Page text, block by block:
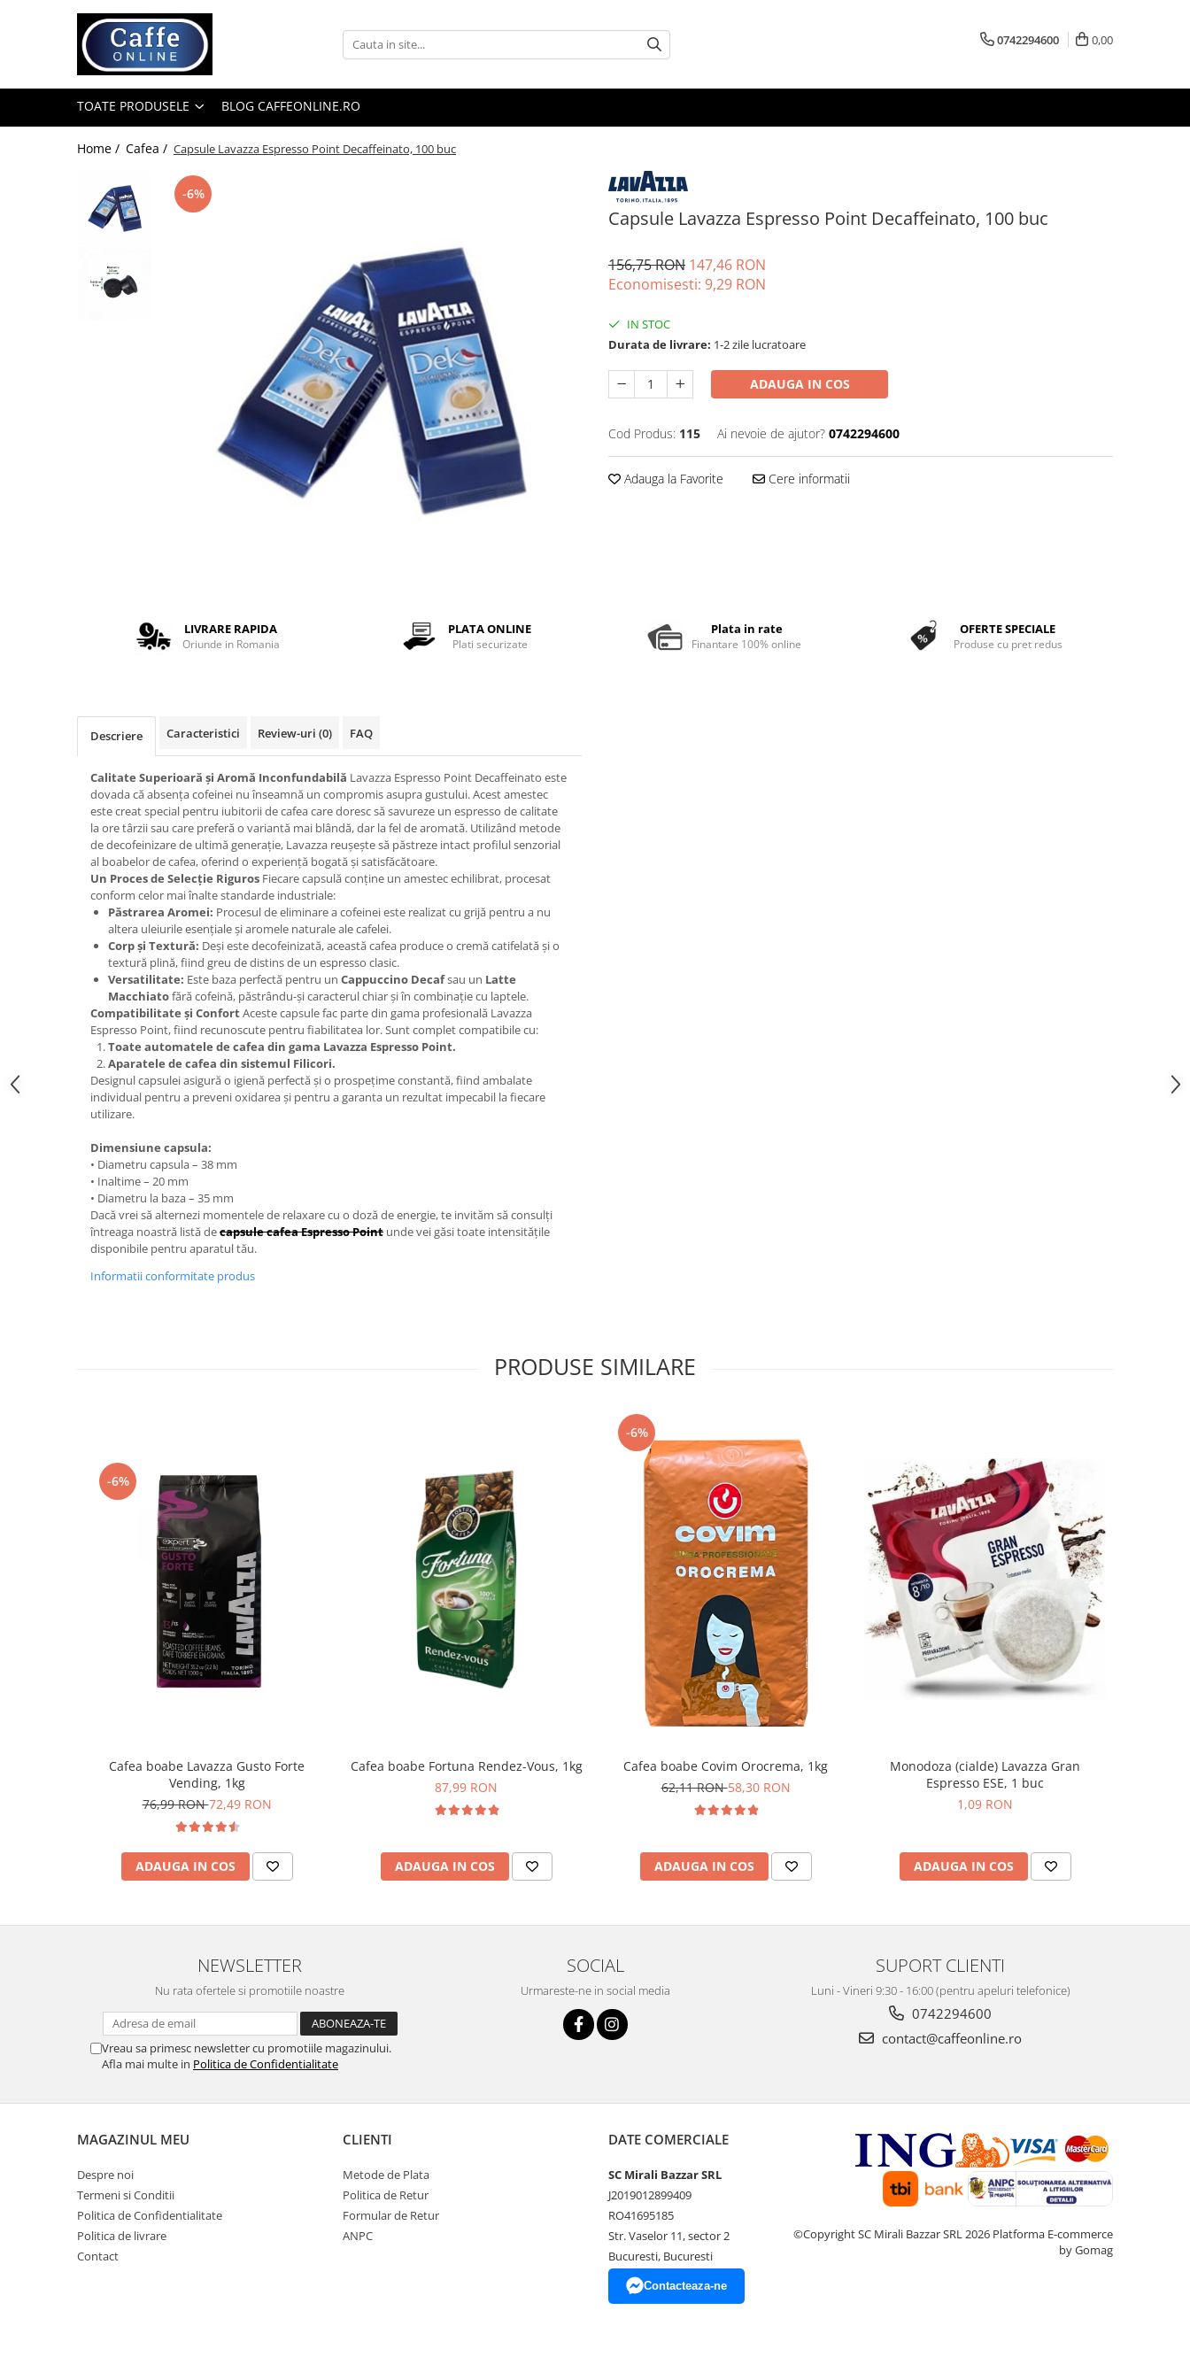
Toate Produsele
Capsule Cafea
Aparate Automate
Aparate capsule
Stabilizatoare tensiune
Piese schimb espressoare
Accesorii si intretinere
0742294600 0,00
TOATE PRODUSELE BLOG CAFFEONLINE.RO
Home / Cafea / Capsule Lavazza Espresso Point Decaffeinato, 100 buc
Capsule Lavazza Espresso Point Decaffeinato, 100 buc
-6%
156,75 RON 147,46 RON
Economisesti: 9,29 RON
IN STOC
Durata de livrare: 1-2 zile lucratoare
ADAUGA IN COS
Cod Produs: 115 Ai nevoie de ajutor? 0742294600
Adauga la Favorite Cere informatii
LIVRARE RAPIDA
Oriunde in Romania
PLATA ONLINE
Plati securizate
Plata in rate
Finantare 100% online
OFERTE SPECIALE
Produse cu pret redus
Descriere Caracteristici Review-uri (0) FAQ
Calitate Superioară și Aromă Inconfundabilă Lavazza Espresso Point Decaffeinato este
dovada că absența cofeinei nu înseamnă un compromis asupra gustului. Acest amestec
este creat special pentru iubitorii de cafea care doresc să savureze un espresso de calitate
la ore târzii sau care preferă o variantă mai blândă, dar la fel de aromată. Utilizând metode
de decofeinizare de ultimă generație, Lavazza reușește să păstreze intact profilul senzorial
al boabelor de cafea, oferind o experiență bogată și satisfăcătoare.
Un Proces de Selecție Riguros Fiecare capsulă conține un amestec echilibrat, procesat
conform celor mai înalte standarde industriale:
Păstrarea Aromei: Procesul de eliminare a cofeinei este realizat cu grijă pentru a nu
altera uleiurile esențiale și aromele naturale ale cafelei.
Corp și Textură: Deși este decofeinizată, această cafea produce o cremă catifelată și o
textură plină, fiind greu de distins de un espresso clasic.
Versatilitate: Este baza perfectă pentru un Cappuccino Decafsau un Latte
Macchiatofără cofeină, păstrându-și caracterul chiar și în combinație cu laptele.
Compatibilitate și ConfortAceste capsule fac parte din gama profesională Lavazza
Espresso Point, fiind recunoscute pentru fiabilitatea lor. Sunt complet compatibile cu:
Toate automatele de cafea din gama Lavazza Espresso Point.
Aparatele de cafea din sistemul Filicori.
Designul capsulei asigură o igienă perfectă și o prospețime constantă, fiind ambalate
individual pentru a preveni oxidarea și pentru a garanta un rezultat impecabil la fiecare
utilizare.
Dimensiune capsula:
• Diametru capsula – 38 mm
• Inaltime – 20 mm
• Diametru la baza – 35 mm
Dacă vrei să alternezi momentele de relaxare cu o doză de energie, te invităm să consulți
întreaga noastră listă decapsule cafea Espresso Point unde vei găsi toate intensitățile
disponibile pentru aparatul tău.
Informatii conformitate produs
PRODUSE SIMILARE
-6%
Cafea boabe Lavazza Gusto Forte
Vending, 1kg
76,99 RON72,49 RON
ADAUGA IN COS
Cafea boabe Fortuna Rendez-Vous, 1kg
87,99 RON
ADAUGA IN COS
-6%
Cafea boabe Covim Orocrema, 1kg
62,11 RON58,30 RON
ADAUGA IN COS
Monodoza (cialde) Lavazza Gran
Espresso ESE, 1 buc
1,09 RON
ADAUGA IN COS
NEWSLETTER
Nu rata ofertele si promotiile noastre
Vreau sa primesc newsletter cu promotiile magazinului.
Afla mai multe in Politica de Confidentialitate
SOCIAL
Urmareste-ne in social media
SUPORT CLIENTI
Luni - Vineri 9:30 - 16:00 (pentru apeluri telefonice)
0742294600
contact@caffeonline.ro
MAGAZINUL MEU
Despre noi
Termeni si Conditii
Politica de Confidentialitate
Politica de livrare
Contact
CLIENTI
Metode de Plata
Politica de Retur
Formular de Retur
ANPC
DATE COMERCIALE
SC Mirali Bazzar SRL
J2019012899409
RO41695185
Str. Vaselor 11, sector 2
Bucuresti, Bucuresti
Contacteaza-ne
©Copyright SC Mirali Bazzar SRL 2026 Platforma E-commerce
by Gomag